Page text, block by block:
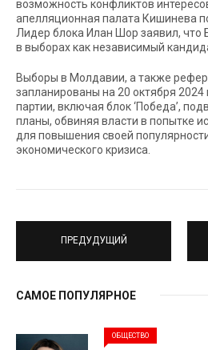
возможность конфликтов
апелляционная палата Кишинева
Лидер блока Илан Шор заявил, что
в выборах как независимый
Выборы в Молдавии, а также
запланированы на 20 октября
партии, включая блок ‘Победа’,
планы, обвиняя власти в попытке
для повышения своей
экономического кризиса.
ПРЕДУДУЩИЙ
САМОЕ ПОПУЛЯРНОЕ
ОБЩЕСТВО